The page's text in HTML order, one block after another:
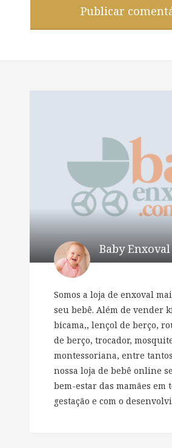
Baby Enxoval
Somos a loja de enxoval
seu bebê. Além de vender
bicama,, lençol de berço,
de berço, trocador,
montessoriana, entre
nossa loja de bebê online
bem-estar das mamães em
gestação e com o